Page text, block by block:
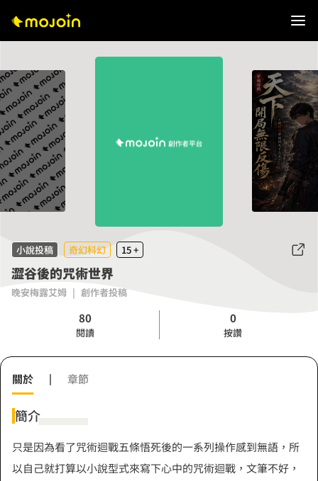
小說投稿 奇幻科幻 15 +
澀谷後的咒術世界
晚安梅露艾姆 | 創作者投稿
80
閱讀
0
按讚
關於 | 章節
簡介
只是因為看了咒術迴戰五條悟死後的一系列操作感到無語，所
以自己就打算以小說型式來寫下心中的咒術迴戰，文筆不好，